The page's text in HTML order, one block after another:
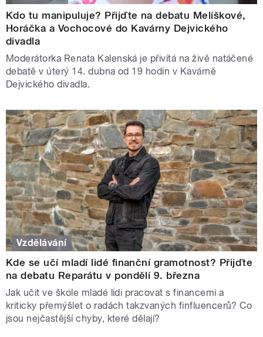
Kdo tu manipuluje? Přijďte na debatu Melíškové,
Horáčka a Vochocové do Kavárny Dejvického
divadla
Moderátorka Renata Kalenská je přivítá na živě natáčené
debatě v úterý 14. dubna od 19 hodin v Kavárně
Dejvického divadla.
Vzdělávání
Kde se učí mladí lidé finanční gramotnost? Přijďte
na debatu Reparátu v pondělí 9. března
Jak učit ve škole mladé lidi pracovat s financemi a
kriticky přemýšlet o radách takzvaných finfluencerů? Co
jsou nejčastější chyby, které dělají?